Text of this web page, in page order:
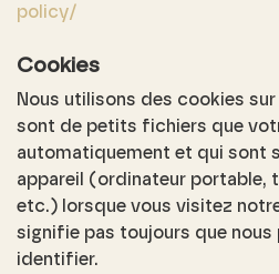
policy/
Cookies
Nous utilisons des cookies
sont de petits fichiers que
automatiquement et qui sont
appareil (ordinateur portable,
etc.) lorsque vous visitez
signifie pas toujours que nous
identifier.